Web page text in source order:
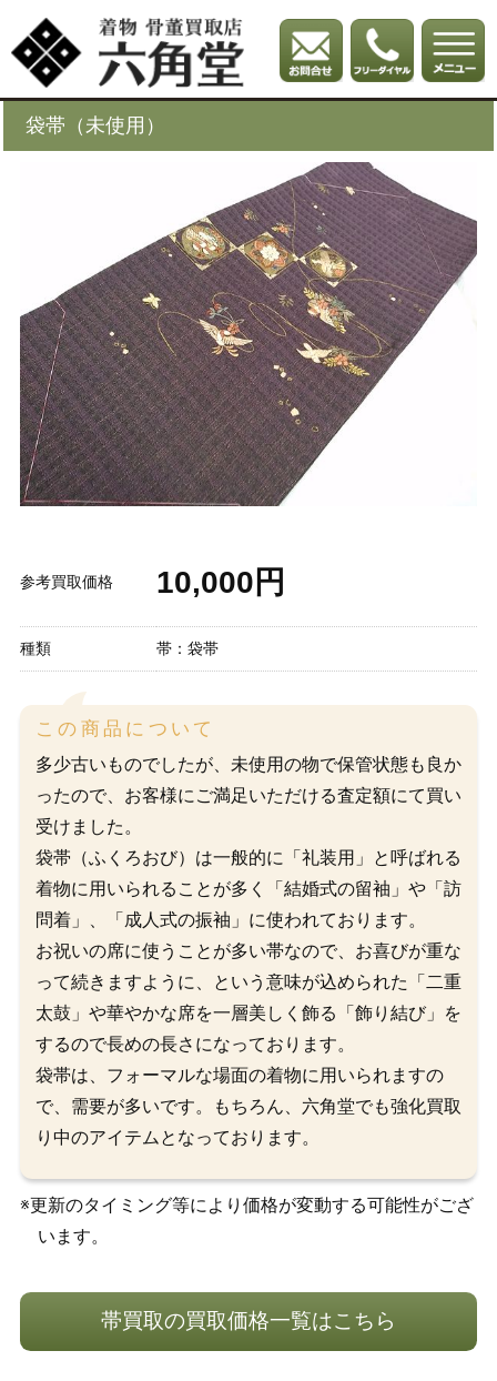
袋帯（未使用）
参考買取価格 10,000円
種類 帯：袋帯
この商品について
多少古いものでしたが、未使用の物で保管状態も良か
ったので、お客様にご満足いただける査定額にて買い
受けました。
袋帯（ふくろおび）は一般的に「礼装用」と呼ばれる
着物に用いられることが多く「結婚式の留袖」や「訪
問着」、「成人式の振袖」に使われております。
お祝いの席に使うことが多い帯なので、お喜びが重な
って続きますように、という意味が込められた「二重
太鼓」や華やかな席を一層美しく飾る「飾り結び」を
するので長めの長さになっております。
袋帯は、フォーマルな場面の着物に用いられますの
で、需要が多いです。もちろん、六角堂でも強化買取
り中のアイテムとなっております。
※更新のタイミング等により価格が変動する可能性がござ
います。
帯買取の買取価格一覧はこちら